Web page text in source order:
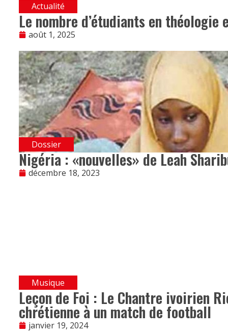
Actualité
Le nombre d’étudiants en
août 1, 2025
Dossier
Nigéria : «nouvelles» de Leah
décembre 18, 2023
Musique
Leçon de Foi : Le Chantre ivoirien
chrétienne à un match de football
janvier 19, 2024